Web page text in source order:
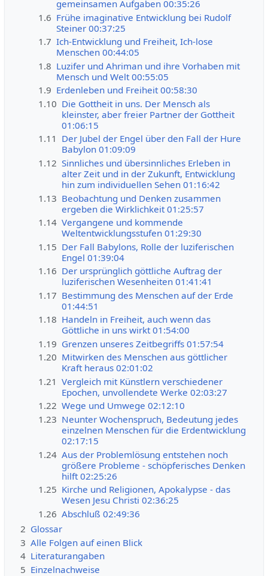
gemeinsamen Aufgaben 00:35:26
1.6 Frühe imaginative Entwicklung bei Rudolf
Steiner 00:37:25
1.7 Ich-Entwicklung und Freiheit, Ich-lose
Menschen 00:44:05
1.8 Luzifer und Ahriman und ihre Vorhaben mit
Mensch und Welt 00:55:05
1.9 Erdenleben und Freiheit 00:58:30
1.10 Die Gottheit in uns. Der Mensch als
kleinster, aber freier Partner der Gottheit
01:06:15
1.11 Der Jubel der Engel über den Fall der Hure
Babylon 01:09:09
1.12 Sinnliches und übersinnliches Erleben in
alter Zeit und in der Zukunft, Entwicklung
hin zum individuellen Sehen 01:16:42
1.13 Beobachtung und Denken zusammen
ergeben die Wirklichkeit 01:25:57
1.14 Vergangene und kommende
Weltentwicklungsstufen 01:29:30
1.15 Der Fall Babylons, Rolle der luziferischen
Engel 01:39:04
1.16 Der ursprünglich göttliche Auftrag der
luziferischen Wesenheiten 01:41:41
1.17 Bestimmung des Menschen auf der Erde
01:44:51
1.18 Handeln in Freiheit, auch wenn das
Göttliche in uns wirkt 01:54:00
1.19 Grenzen unseres Zeitbegriffs 01:57:54
1.20 Mitwirken des Menschen aus göttlicher
Kraft heraus 02:01:02
1.21 Vergleich mit Künstlern verschiedener
Epochen, unvollendete Werke 02:03:27
1.22 Wege und Umwege 02:12:10
1.23 Neunter Wochenspruch, Bedeutung jedes
einzelnen Menschen für die Erdentwicklung
02:17:15
1.24 Aus der Problemlösung entstehen noch
größere Probleme - schöpferisches Denken
hilft 02:25:26
1.25 Kirche und Religionen, Apokalypse - das
Wesen Jesu Christi 02:36:25
1.26 Abschluß 02:49:36
2 Glossar
3 Alle Folgen auf einen Blick
4 Literaturangaben
5 Einzelnachweise